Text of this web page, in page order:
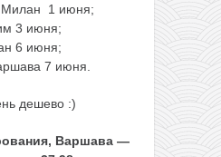
1 июня;
3 июня;
6 июня;
7 июня.
дешево :)
Варшава —